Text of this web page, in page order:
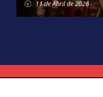
11 deAbrilde 2026